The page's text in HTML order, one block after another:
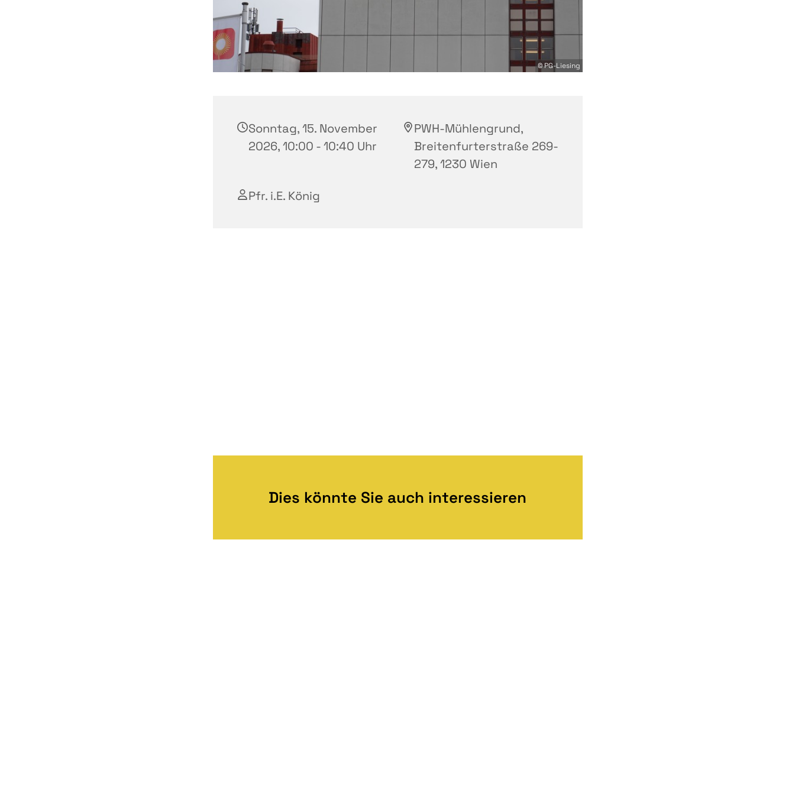
© PG-Liesing
Sonntag, 15. November
2026, 10:00 - 10:40 Uhr
PWH-Mühlengrund,
Breitenfurterstraße 269-
279, 1230 Wien
Pfr. i.E. König
Dies könnte Sie auch interessieren